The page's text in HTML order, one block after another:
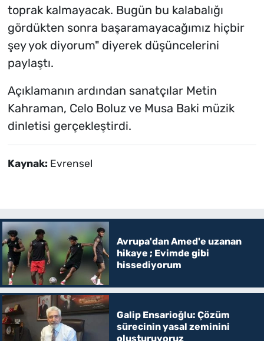
toprak kalmayacak. Bugün bu kalabalığı
gördükten sonra başaramayacağımız hiçbir
şey yok diyorum" diyerek düşüncelerini
paylaştı.
Açıklamanın ardından sanatçılar Metin
Kahraman, Celo Boluz ve Musa Baki müzik
dinletisi gerçekleştirdi.
Kaynak: Evrensel
Avrupa'dan Amed'e uzanan
hikaye ; Evimde gibi
hissediyorum
Galip Ensarioğlu: Çözüm
sürecinin yasal zeminini
oluşturuyoruz